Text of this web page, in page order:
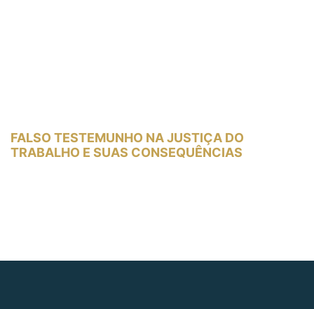
FALSO TESTEMUNHO NA JUSTIÇA DO
TRABALHO E SUAS CONSEQUÊNCIAS